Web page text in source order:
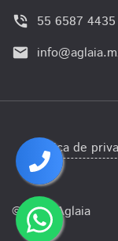
phone_in_talk 55 6587 4435
email
Política de
© 2021 Aglaia